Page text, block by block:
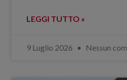
LEGGI TUTTO »
9 Luglio 2026 Nessun